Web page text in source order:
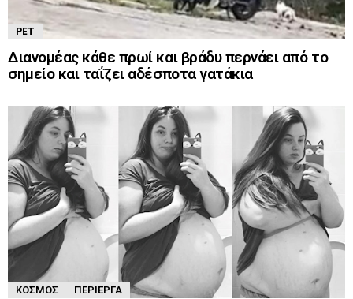
PET
Διανομέας κάθε πρωί και βράδυ περνάει από το
σημείο και ταΐζει αδέσποτα γατάκια
ΚΌΣΜΟΣ ΠΕΡΊΕΡΓΑ